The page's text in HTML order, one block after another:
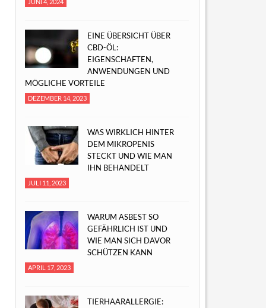
EINE ÜBERSICHT ÜBER
CBD-ÖL:
EIGENSCHAFTEN,
ANWENDUNGEN UND
MÖGLICHE VORTEILE
DEZEMBER 14, 2023
WAS WIRKLICH HINTER
DEM MIKROPENIS
STECKT UND WIE MAN
IHN BEHANDELT
JULI 11, 2023
WARUM ASBEST SO
GEFÄHRLICH IST UND
WIE MAN SICH DAVOR
SCHÜTZEN KANN
APRIL 17, 2023
TIERHAARALLERGIE: